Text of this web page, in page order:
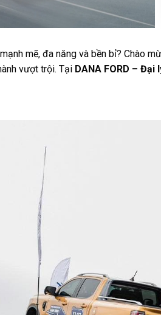
mẽ, đa năng và bền bỉ? Chào
vượt trội. Tại DANA FORD – Đại